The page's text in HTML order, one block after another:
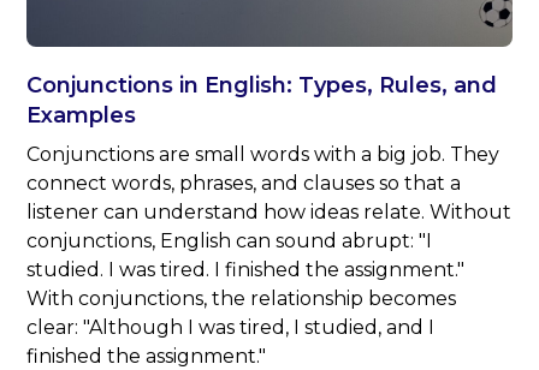
Conjunctions in English: Types, Rules, and
Examples
Conjunctions are small words with a big job. They
connect words, phrases, and clauses so that a
listener can understand how ideas relate. Without
conjunctions, English can sound abrupt: "I
studied. I was tired. I finished the assignment."
With conjunctions, the relationship becomes
clear: "Although I was tired, I studied, and I
finished the assignment."